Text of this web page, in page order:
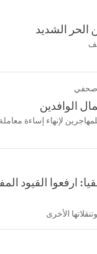
الحر الشديد
صحفي
الوافدين
لإنهاء إساءة
ارفعوا القيود
الأخرى